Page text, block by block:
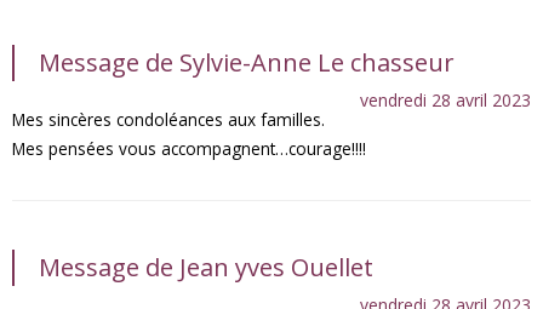
Message de Sylvie-Anne Le chasseur
vendredi 28 avril 2023
Mes sincères condoléances aux familles.
Mes pensées vous accompagnent…courage!!!!
Message de Jean yves Ouellet